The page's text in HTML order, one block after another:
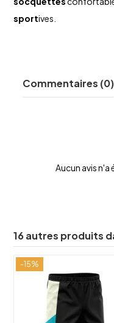
sportives.
Commentaires (0)
Aucun avis n'a
16 autres produits
-15%